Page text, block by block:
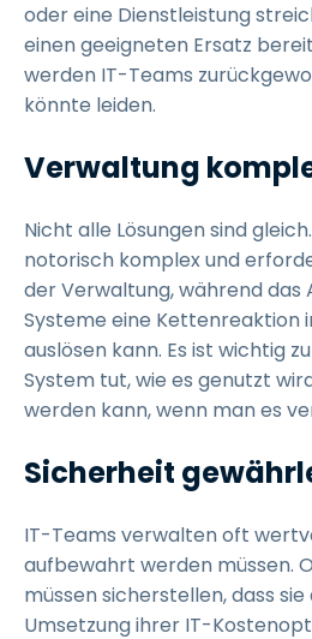
oder eine Dienstleistung
einen geeigneten Ersatz
werden IT-Teams
könnte leiden.
Verwaltung
Nicht alle Lösungen sind
notorisch komplex und
der Verwaltung, während das
Systeme eine Kettenreaktion
auslösen kann. Es ist wichtig
System tut, wie es genutzt
werden kann, wenn man es
Sicherheit
IT-Teams verwalten oft
aufbewahrt werden müssen.
müssen sicherstellen, dass
Umsetzung ihrer IT-